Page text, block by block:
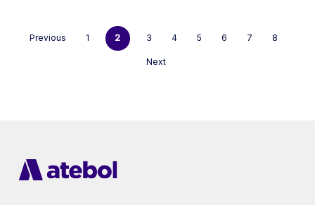
Previous 1 2 3 4 5 6 7 8
Next